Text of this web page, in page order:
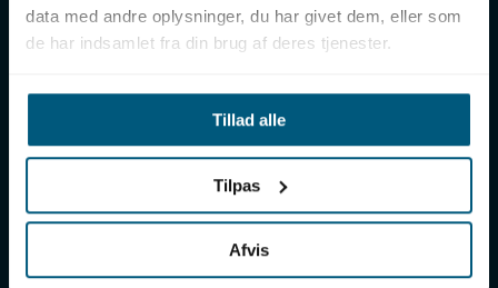
data med andre oplysninger, du har givet dem, eller som
de har indsamlet fra din brug af deres tjenester.
Tillad alle
Tilpas
Afvis
LML SPORT er en engrosforhandler af alt til vand. Vores
sortiment omfatter f.eks. badetøj, svømmeudstyr, udstyr til
badelande, friluftsbade, campingpladser, feriecentre,
idrætshaller og skoler. Vælg os som din leverandør, fordi vi har
over 50 års erfaring i branchen og tilbyder den højeste
ekspertise og bedste service.
Sverigesvej 12, 8700 Horsens